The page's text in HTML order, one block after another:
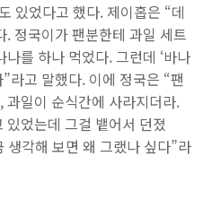
있었다고 했다. 제이홉은 “데
정국이가 팬분한테 과일 세트
를 하나 먹었다. 그런데 ‘바나
라고 말했다. 이에 정국은 “팬
과일이 순식간에 사라지더라.
었는데 그걸 뱉어서 던졌
생각해 보면 왜 그랬나 싶다”라